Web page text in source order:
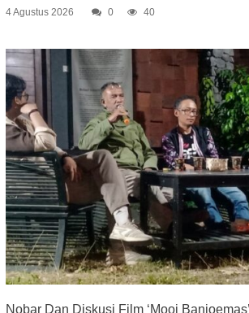
4 Agustus 2026 0 40
Nobar Dan Diskusi Film ‘Mooi